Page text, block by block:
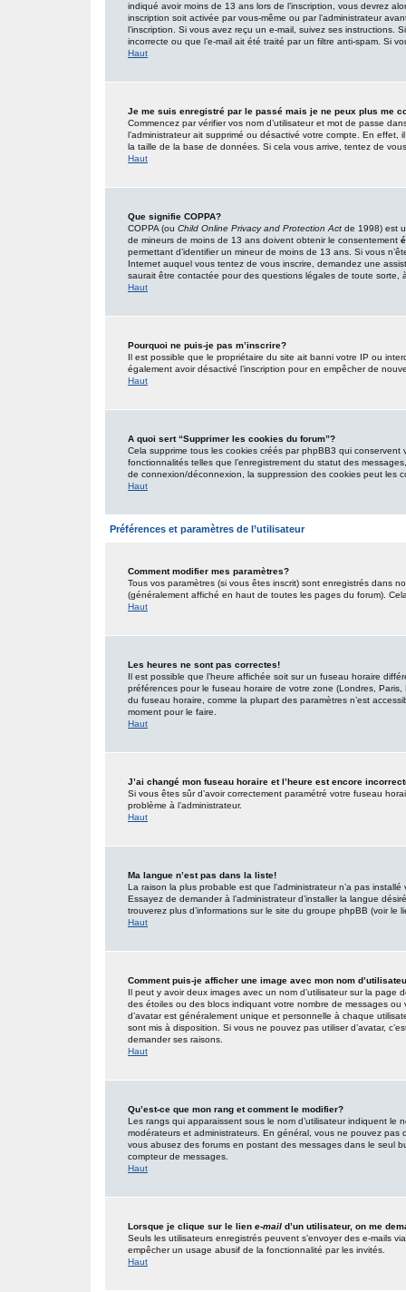
indiqué avoir moins de 13 ans lors de l’inscription, vous devrez
inscription soit activée par vous-même ou par l’administrateur
l’inscription. Si vous avez reçu un e-mail, suivez ses instructions.
incorrecte ou que l’e-mail ait été traité par un filtre anti-spam. Si
Haut
Je me suis enregistré par le passé mais je ne peux plus me
Commencez par vérifier vos nom d’utilisateur et mot de passe
l’administrateur ait supprimé ou désactivé votre compte. En
la taille de la base de données. Si cela vous arrive, tentez de
Haut
Que signifie COPPA?
COPPA (ou Child Online Privacy and Protection Act de 1998) est
de mineurs de moins de 13 ans doivent obtenir le consentement
permettant d’identifier un mineur de moins de 13 ans. Si vous
Internet auquel vous tentez de vous inscrire, demandez une
saurait être contactée pour des questions légales de toute sorte,
Haut
Pourquoi ne puis-je pas m’inscrire?
Il est possible que le propriétaire du site ait banni votre IP ou
également avoir désactivé l’inscription pour en empêcher de
Haut
A quoi sert “Supprimer les cookies du forum”?
Cela supprime tous les cookies créés par phpBB3 qui
fonctionnalités telles que l’enregistrement du statut des
de connexion/déconnexion, la suppression des cookies peut les
Haut
Préférences et paramètres de l’utilisateur
Comment modifier mes paramètres?
Tous vos paramètres (si vous êtes inscrit) sont enregistrés dans
(généralement affiché en haut de toutes les pages du forum).
Haut
Les heures ne sont pas correctes!
Il est possible que l’heure affichée soit sur un fuseau horaire
préférences pour le fuseau horaire de votre zone (Londres,
du fuseau horaire, comme la plupart des paramètres n’est
moment pour le faire.
Haut
J’ai changé mon fuseau horaire et l’heure est encore
Si vous êtes sûr d’avoir correctement paramétré votre fuseau
problème à l’administrateur.
Haut
Ma langue n’est pas dans la liste!
La raison la plus probable est que l’administrateur n’a pas
Essayez de demander à l’administrateur d’installer la langue
trouverez plus d’informations sur le site du groupe phpBB (voir le
Haut
Comment puis-je afficher une image avec mon nom
Il peut y avoir deux images avec un nom d’utilisateur sur la
des étoiles ou des blocs indiquant votre nombre de messages
d’avatar est généralement unique et personnelle à chaque
sont mis à disposition. Si vous ne pouvez pas utiliser d’avatar,
demander ses raisons.
Haut
Qu’est-ce que mon rang et comment le modifier?
Les rangs qui apparaissent sous le nom d’utilisateur indiquent
modérateurs et administrateurs. En général, vous ne pouvez pas
vous abusez des forums en postant des messages dans le seul
compteur de messages.
Haut
Lorsque je clique sur le lien e-mail d’un utilisateur, on me
Seuls les utilisateurs enregistrés peuvent s’envoyer des e-mails
empêcher un usage abusif de la fonctionnalité par les invités.
Haut